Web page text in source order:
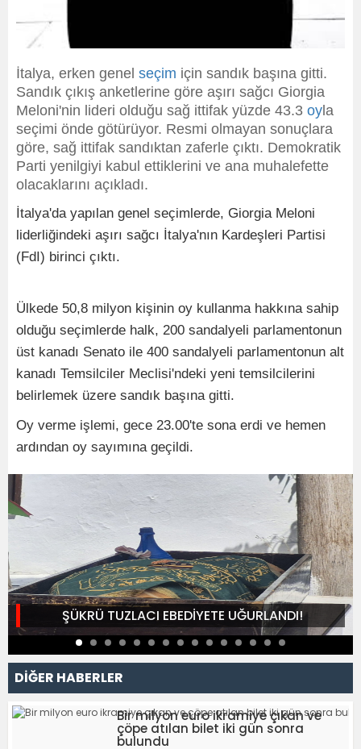
İtalya, erken genel seçim için sandık başına gitti.
Sandık çıkış anketlerine göre aşırı sağcı Giorgia
Meloni'nin lideri olduğu sağ ittifak yüzde 43.3 oyla
seçimi önde götürüyor. Resmi olmayan sonuçlara
göre, sağ ittifak sandıktan zaferle çıktı. Demokratik
Parti yenilgiyi kabul ettiklerini ve ana muhalefette
olacaklarını açıkladı.
İtalya'da yapılan genel seçimlerde, Giorgia Meloni
liderliğindeki aşırı sağcı İtalya'nın Kardeşleri Partisi
(FdI) birinci çıktı.
Ülkede 50,8 milyon kişinin oy kullanma hakkına sahip
olduğu seçimlerde halk, 200 sandalyeli parlamentonun
üst kanadı Senato ile 400 sandalyeli parlamentonun alt
kanadı Temsilciler Meclisi'ndeki yeni temsilcilerini
belirlemek üzere sandık başına gitti.
Oy verme işlemi, gece 23.00'te sona erdi ve hemen
ardından oy sayımına geçildi.
ŞÜKRÜ TUZLACI EBEDİYETE UĞURLANDI!
DİĞER HABERLER
Bir milyon euro ikramiye çıkan ve
çöpe atılan bilet iki gün sonra
bulundu